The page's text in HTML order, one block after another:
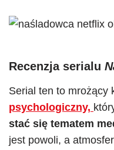
Recenzja serialu
Serial ten to mrożący
psychologiczny,
stać się tematem
jest powoli, a